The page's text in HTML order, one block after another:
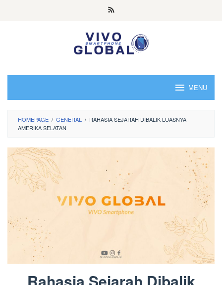
MENU
HOMEPAGE / GENERAL / RAHASIA SEJARAH DIBALIK LUASNYA
AMERIKA SELATAN